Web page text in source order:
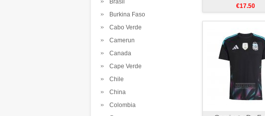
Brasil
Burkina Faso
Cabo Verde
Camerun
Canada
Cape Verde
Chile
China
Colombia
€17.50